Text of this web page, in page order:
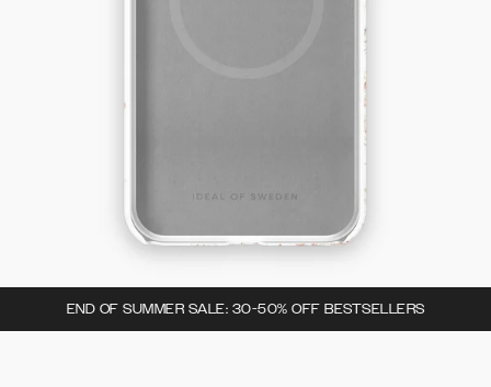
END OF SUMMER SALE: 30-50% OFF BESTSELLERS